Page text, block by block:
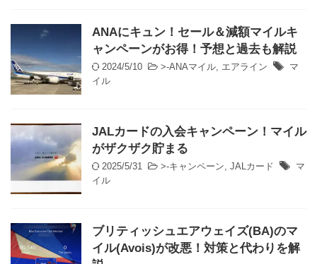
ANAにキュン！セール＆減額マイルキ
ャンペーンがお得！予想と過去も解説
2024/5/10 >-ANAマイル, エアライン
マ
イル
JALカードの入会キャンペーン！マイル
がザクザク貯まる
2025/5/31 >-キャンペーン, JALカード
マ
イル
ブリティッシュエアウェイズ(BA)のマ
イル(Avois)が改悪！対策と代わりを解